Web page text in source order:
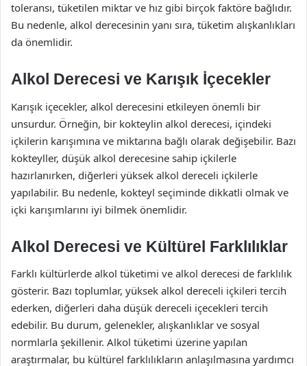
toleransı, tüketilen miktar ve hız gibi birçok faktöre bağlıdır.
Bu nedenle, alkol derecesinin yanı sıra, tüketim alışkanlıkları
da önemlidir.
Alkol Derecesi ve Karışık İçecekler
Karışık içecekler, alkol derecesini etkileyen önemli bir
unsurdur. Örneğin, bir kokteylin alkol derecesi, içindeki
içkilerin karışımına ve miktarına bağlı olarak değişebilir. Bazı
kokteyller, düşük alkol derecesine sahip içkilerle
hazırlanırken, diğerleri yüksek alkol dereceli içkilerle
yapılabilir. Bu nedenle, kokteyl seçiminde dikkatli olmak ve
içki karışımlarını iyi bilmek önemlidir.
Alkol Derecesi ve Kültürel Farklılıklar
Farklı kültürlerde alkol tüketimi ve alkol derecesi de farklılık
gösterir. Bazı toplumlar, yüksek alkol dereceli içkileri tercih
ederken, diğerleri daha düşük dereceli içecekleri tercih
edebilir. Bu durum, gelenekler, alışkanlıklar ve sosyal
normlarla şekillenir. Alkol tüketimi üzerine yapılan
araştırmalar, bu kültürel farklılıkların anlaşılmasına yardımcı